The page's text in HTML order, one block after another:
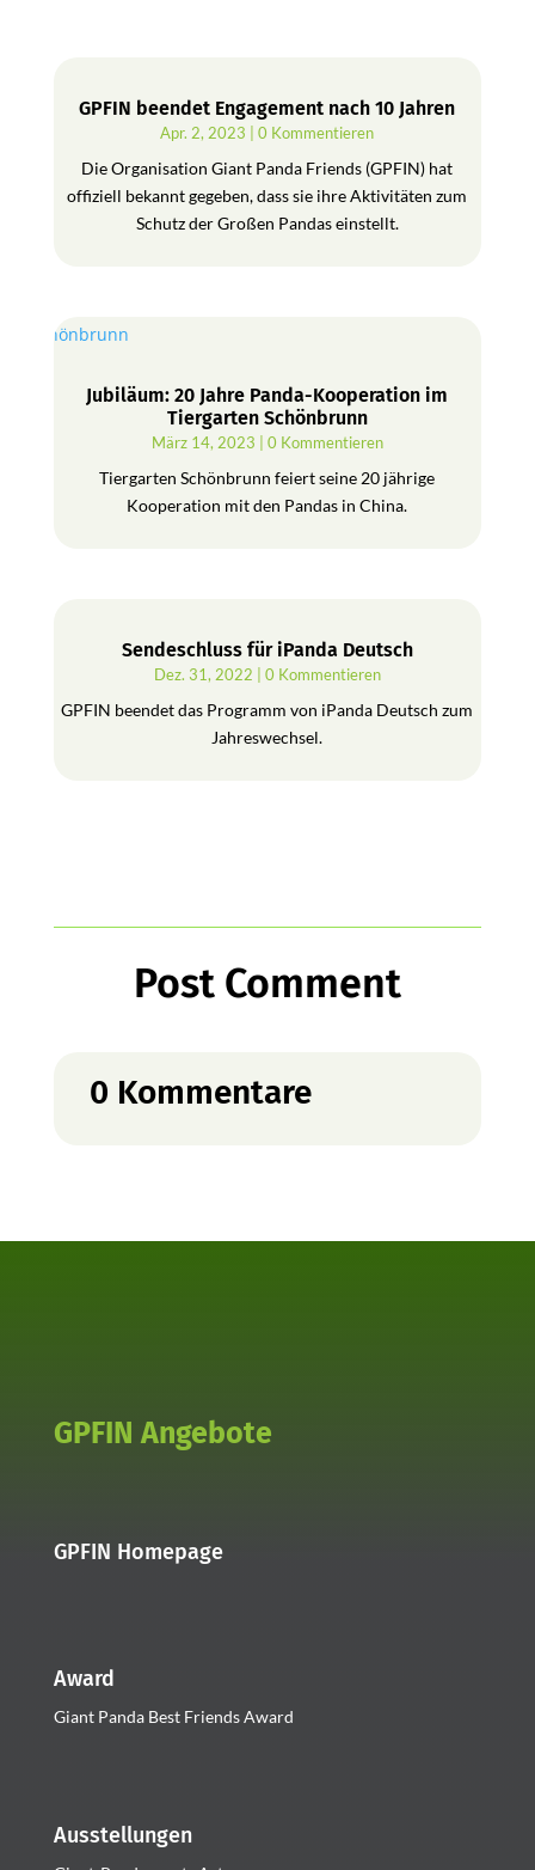
GPFIN beendet Engagement nach 10 Jahren
Apr. 2, 2023 | 0 Kommentieren
Die Organisation Giant Panda Friends (GPFIN) hat
offiziell bekannt gegeben, dass sie ihre Aktivitäten zum
Schutz der Großen Pandas einstellt.
Jubiläum: 20 Jahre Panda-Kooperation im
Tiergarten Schönbrunn
März 14, 2023 | 0 Kommentieren
Tiergarten Schönbrunn feiert seine 20 jährige
Kooperation mit den Pandas in China.
Sendeschluss für iPanda Deutsch
Dez. 31, 2022 | 0 Kommentieren
GPFIN beendet das Programm von iPanda Deutsch zum
Jahreswechsel.
Post Comment
0 Kommentare
GPFIN Angebote
GPFIN Homepage
Award
Giant Panda Best Friends Award
Ausstellungen